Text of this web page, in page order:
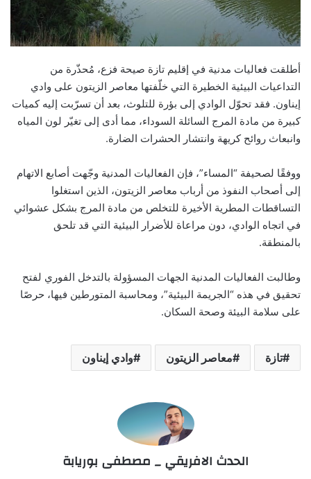
أطلقت فعاليات مدنية في إقليم تازة صيحة فزع، مُحذّرة من
التداعيات البيئية الخطيرة التي خلّفتها معاصر الزيتون على وادي
إيناون. فقد تحوّل الوادي إلى بؤرة للتلوث، بعد أن تسرّبت إليه كميات
كبيرة من مادة المرج السائلة السوداء، مما أدى إلى تغيّر لون المياه
وانبعاث روائح كريهة وانتشار الحشرات الضارة.
ووفقًا لصحيفة “المساء”، فإن الفعاليات المدنية وجّهت أصابع الاتهام
إلى أصحاب النفوذ من أرباب معاصر الزيتون، الذين استغلوا
التساقطات المطرية الأخيرة للتخلص من مادة المرج بشكل عشوائي
في اتجاه الوادي، دون مراعاة للأضرار البيئية التي قد تلحق
بالمنطقة.
وطالبت الفعاليات المدنية الجهات المسؤولة بالتدخل الفوري لفتح
تحقيق في هذه “الجريمة البيئية”، ومحاسبة المتورطين فيها، حرصًا
على سلامة البيئة وصحة السكان.
تازة معاصر الزيتون وادي إيناون
الحدث الافريقي _ مصطفى بوريابة